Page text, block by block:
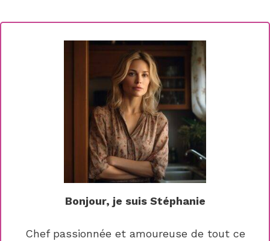
Bonjour, je suis Stéphanie
Chef passionnée et amoureuse de tout ce